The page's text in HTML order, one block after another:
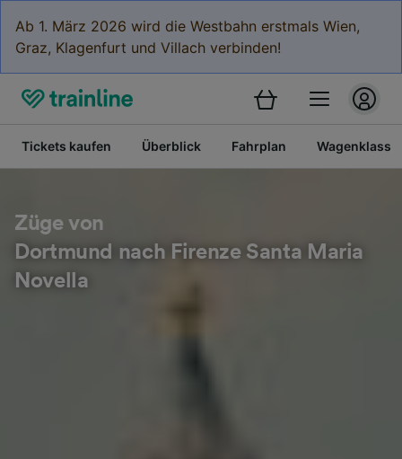
Ab 1. März 2026 wird die Westbahn erstmals Wien,
Graz, Klagenfurt und Villach verbinden!
Tickets kaufen Überblick Fahrplan
Züge von
Dortmund nach Firenze Santa Maria
Novella